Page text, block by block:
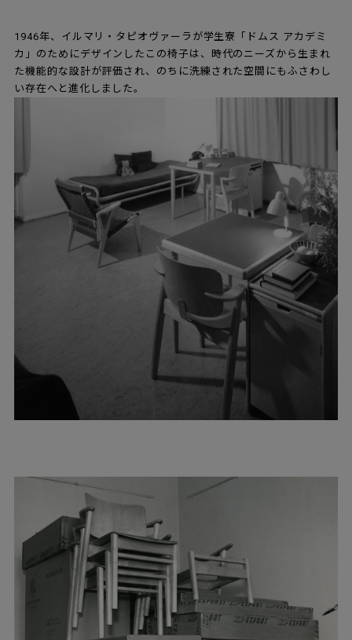
1946年、イルマリ・タピオヴァーラが学生寮「ドムス アカデミ
カ」のためにデザインしたこの椅子は、時代のニーズから生まれ
た機能的な設計が評価され、のちに洗練された空間にもふさわし
い存在へと進化しました。